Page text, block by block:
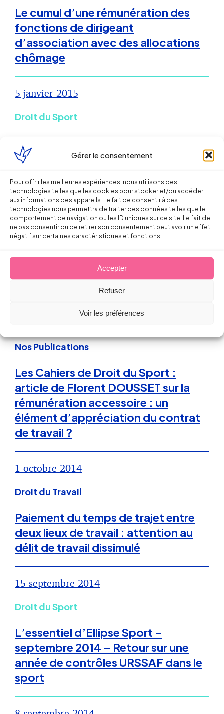
Gérer le consentement
Pour offrir les meilleures expériences, nous utilisons des
technologies telles que les cookies pour stocker et/ou accéder
aux informations des appareils. Le fait de consentir à ces
technologies nous permettra de traiter des données telles que le
comportement de navigation ou les ID uniques sur ce site. Le fait de
ne pas consentir ou de retirer son consentement peut avoir un effet
négatif sur certaines caractéristiques et fonctions.
Accepter
Refuser
Voir les préférences
Le cumul d’une rémunération des
fonctions de dirigeant
d’association avec des allocations
chômage
5 janvier 2015
Droit du Sport
Rémunération des dirigeants
d’associations : attention au
22 décembre 2014
Droit du Sport
Rémunérer un dirigeant
d’association : c’est possible et
Nos Publications
Les Cahiers de Droit du Sport :
article de Florent DOUSSET sur la
rémunération accessoire : un
élément d’appréciation du contrat
de travail ?
1 octobre 2014
Droit du Travail
Paiement du temps de trajet entre
deux lieux de travail : attention au
délit de travail dissimulé
15 septembre 2014
Droit du Sport
L’essentiel d’Ellipse Sport –
septembre 2014 – Retour sur une
année de contrôles URSSAF dans le
sport